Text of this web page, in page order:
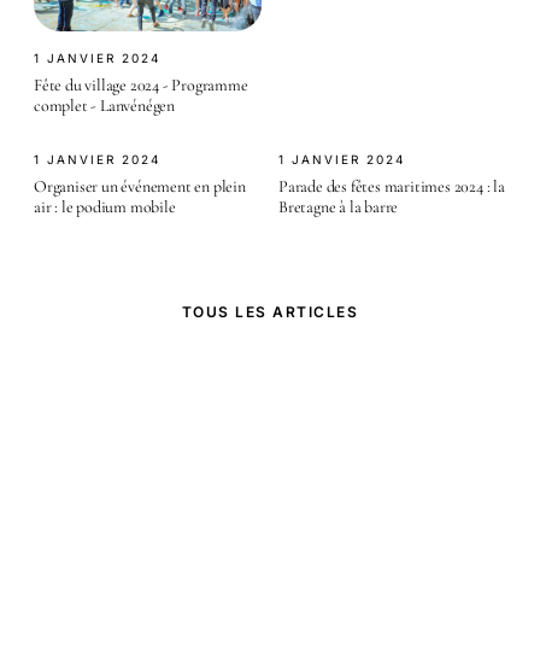
1 JANVIER 2024
Fête du village 2024 - Programme
complet - Lanvénégen
1 JANVIER 2024
Organiser un événement en plein
air : le podium mobile
1 JANVIER 2024
Parade des fêtes maritimes 2024 : la
Bretagne à la barre
TOUS LES ARTICLES